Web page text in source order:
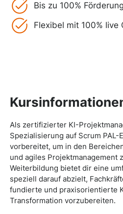
Bis zu 100% Förderung
Flexibel mit 100% live
Als zertifizierter KI-
Spezialisierung auf Scrum PAL-
vorbereitet, um in den
und agiles Projektmanagement
Weiterbildung bietet dir eine
speziell darauf abzielt,
fundierte und praxisorientierte
Transformation vorzubereiten.